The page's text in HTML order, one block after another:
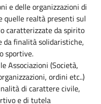
e delle organizzazioni di
realtà presenti sul
caratterizzate da spirito
finalità solidaristiche,
sportive.
Associazioni (Società,
ordini etc..)
di carattere civile,
e di tutela